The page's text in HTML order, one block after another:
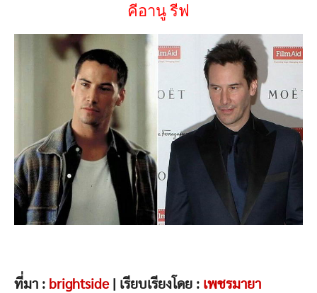
คีอานู รีฟ
ที่มา : brightside| เรียบเรียงโดย : เพชรมายา